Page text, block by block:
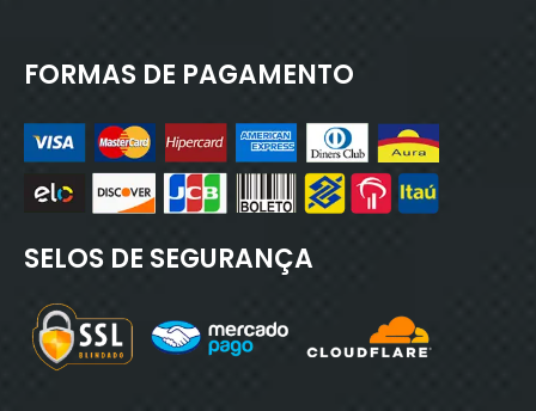
FORMAS DE PAGAMENTO
SELOS DE SEGURANÇA